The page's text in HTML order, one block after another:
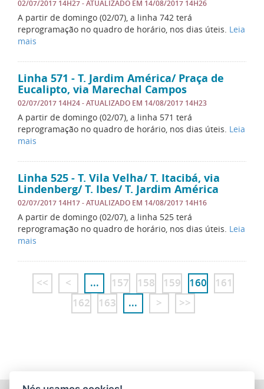
02/07/2017 14H27- ATUALIZADO EM 14/08/2017 14H26
A partir de domingo (02/07), a linha 742 terá
reprogramação no quadro de horário, nos dias úteis. Leia
mais
Linha 571 - T. Jardim América/ Praça de
Eucalipto, via Marechal Campos
02/07/2017 14H24- ATUALIZADO EM 14/08/2017 14H23
A partir de domingo (02/07), a linha 571 terá
reprogramação no quadro de horário, nos dias úteis. Leia
mais
Linha 525 - T. Vila Velha/ T. Itacibá, via
Lindenberg/ T. Ibes/ T. Jardim América
02/07/2017 14H17- ATUALIZADO EM 14/08/2017 14H16
A partir de domingo (02/07), a linha 525 terá
reprogramação no quadro de horário, nos dias úteis. Leia
mais
<< < ... 157 158 159 160
161
162
163 ... > >>